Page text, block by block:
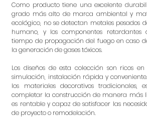
Como producto tiene una excelente
grado más alto de marca ambiental y
ecológico, no se detectan metales pesados
humano, y los componentes
tiempo de propagación del fuego en caso
la generación de gases tóxicos.
Los diseños de esta colección son ricos
simulación, instalación rápida y
los materiales decorativos tradicionales,
completar la construcción de manera más
es rentable y capaz de satisfacer las
de proyecto o remodelación.